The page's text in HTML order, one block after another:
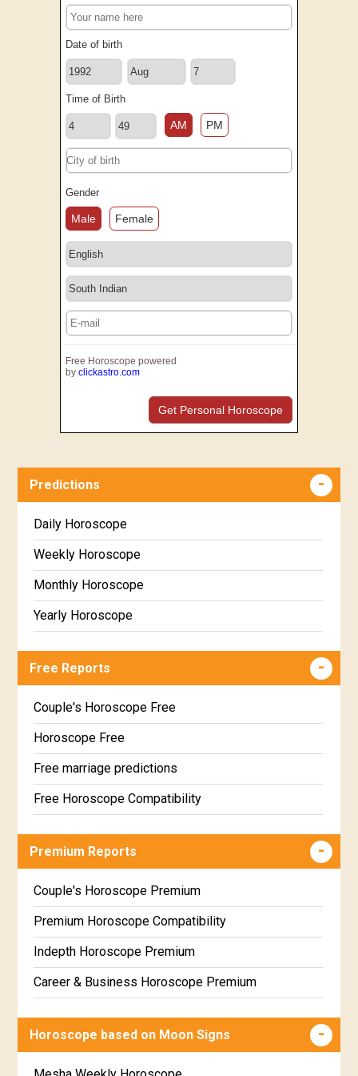
Date of birth
Time of Birth
AM PM
Gender
Male Female
Free Horoscope powered
by clickastro.com
Get Personal Horoscope
Predictions
Daily Horoscope
Weekly Horoscope
Monthly Horoscope
Yearly Horoscope
Free Reports
Couple's Horoscope Free
Horoscope Free
Free marriage predictions
Free Horoscope Compatibility
Wealth & Fortune Horoscope Free
Free Daily Rashiphal
Free Weekly Rashifal
Free Star Horoscope
Free panchanga Predictions
Free Chinese Horoscope
Free Personal Horoscope
Premium Reports
Couple's Horoscope Premium
Premium Horoscope Compatibility
Indepth Horoscope Premium
Career & Business Horoscope Premium
Marriage Horoscope Premium
Horoscope based on Moon Signs